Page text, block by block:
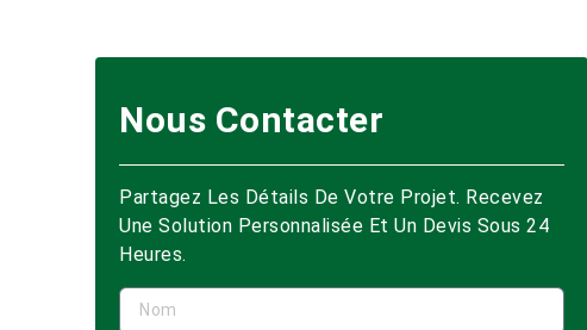
Nous Contacter
Partagez Les Détails De Votre Projet. Recevez
Une Solution Personnalisée Et Un Devis Sous 24
Heures.